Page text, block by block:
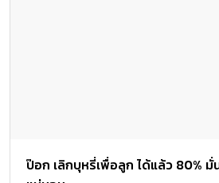
ป๊อก เลิกบุหรี่เพื่อลูก ได้แล้ว 80% มั่